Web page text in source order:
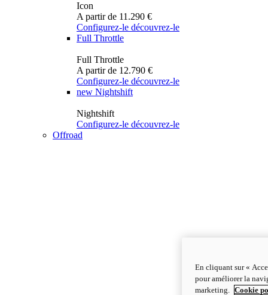
Icon
A partir de 11.290 €
Configurez-le découvrez-le
Full Throttle
Full Throttle
A partir de 12.790 €
Configurez-le découvrez-le
new Nightshift
Nightshift
Configurez-le découvrez-le
Offroad
En cliquant sur «
pour améliorer la
marketing.
Cookie